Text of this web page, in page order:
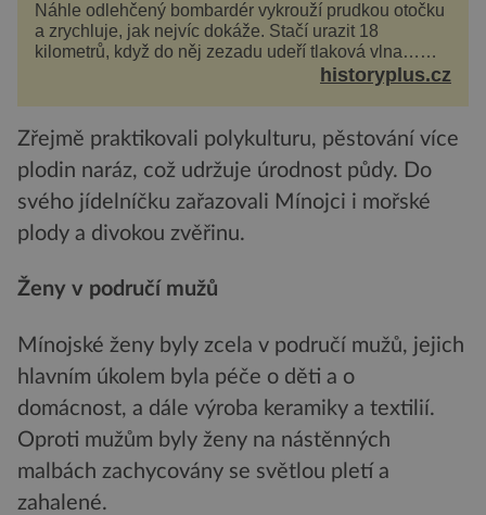
Náhle odlehčený bombardér vykrouží prudkou otočku
a zrychluje, jak nejvíc dokáže. Stačí urazit 18
kilometrů, když do něj zezadu udeří tlaková vlna…
Americké rozhodnutí svrhnout ničivou jadernou
historyplus.cz
Zřejmě praktikovali polykulturu, pěstování více
plodin naráz, což udržuje úrodnost půdy. Do
svého jídelníčku zařazovali Mínojci i mořské
plody a divokou zvěřinu.
Ženy v područí mužů
Mínojské ženy byly zcela v područí mužů, jejich
hlavním úkolem byla péče o děti a o
domácnost, a dále výroba keramiky a textilií.
Oproti mužům byly ženy na nástěnných
malbách zachycovány se světlou pletí a
zahalené.